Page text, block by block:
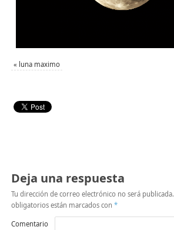
« luna maximo
Deja una respuesta
Tu dirección de correo electrónico no será publicada.
obligatorios están marcados con *
Comentario